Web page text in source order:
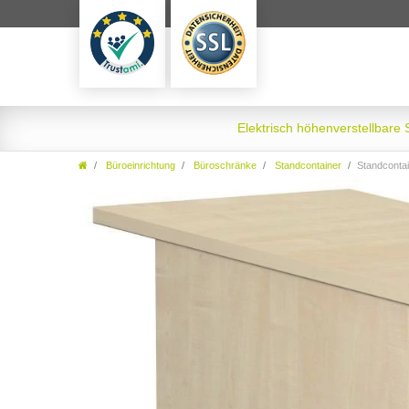
Elektrisch höhenverstellbare
Büroeinrichtung Büroschränke Standcontainer Standcontainer mit